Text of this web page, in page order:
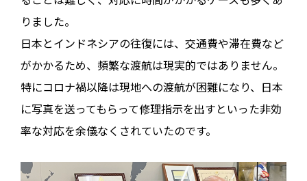
りました。
日本とインドネシアの往復には、交通費や滞在費など
がかかるため、頻繁な渡航は現実的ではありません。
特にコロナ禍以降は現地への渡航が困難になり、日本
に写真を送ってもらって修理指示を出すといった非効
率な対応を余儀なくされていたのです。